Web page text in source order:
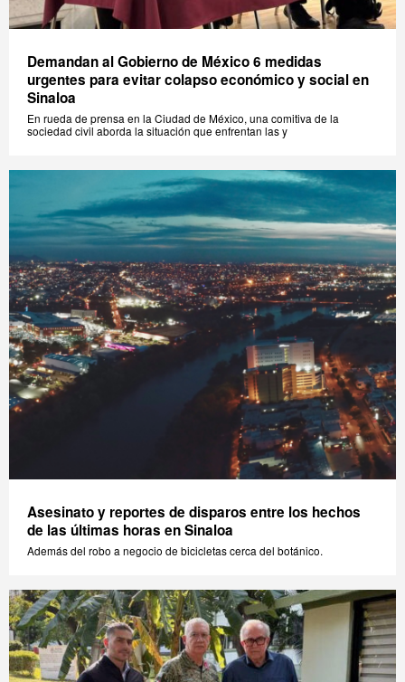
Demandan al Gobierno de México 6 medidas
urgentes para evitar colapso económico y social en
Sinaloa
En rueda de prensa en la Ciudad de México, una comitiva de la
sociedad civil aborda la situación que enfrentan las y
Asesinato y reportes de disparos entre los hechos
de las últimas horas en Sinaloa
Además del robo a negocio de bicicletas cerca del botánico.